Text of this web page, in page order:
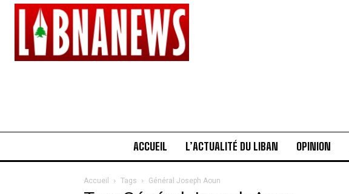
ACCUEIL L’ACTUALITÉ DU LIBAN OPINION
Accueil Tags Général Joseph Aoun